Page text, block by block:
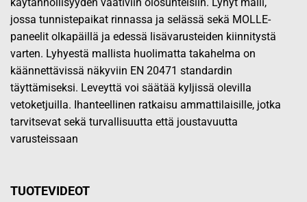
jossa tunnistepaikat rinnassa ja selässä sekä MOLLE-
paneelit olkapäillä ja edessä lisävarusteiden kiinnitystä
varten. Lyhyestä mallista huolimatta takahelma on
käännettävissä näkyviin EN 20471 standardin
täyttämiseksi. Leveyttä voi säätää kyljissä olevilla
vetoketjuilla. Ihanteellinen ratkaisu ammattilaisille, jotka
tarvitsevat sekä turvallisuutta että joustavuutta
varusteissaan
TUOTEVIDEOT